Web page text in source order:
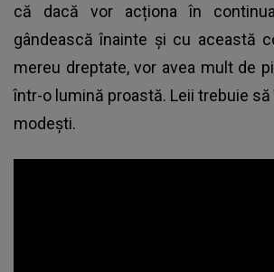
că dacă vor acționa în
gândească înainte și cu această
mereu dreptate, vor avea mult de
într-o lumină proastă. Leii trebuie
modești.